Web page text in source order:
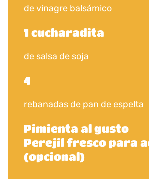
de vinagre balsámico
1 cucharadita
de salsa de soja
4
rebanadas de pan de espelta
Pimienta al gusto
Perejil fresco para
(opcional)